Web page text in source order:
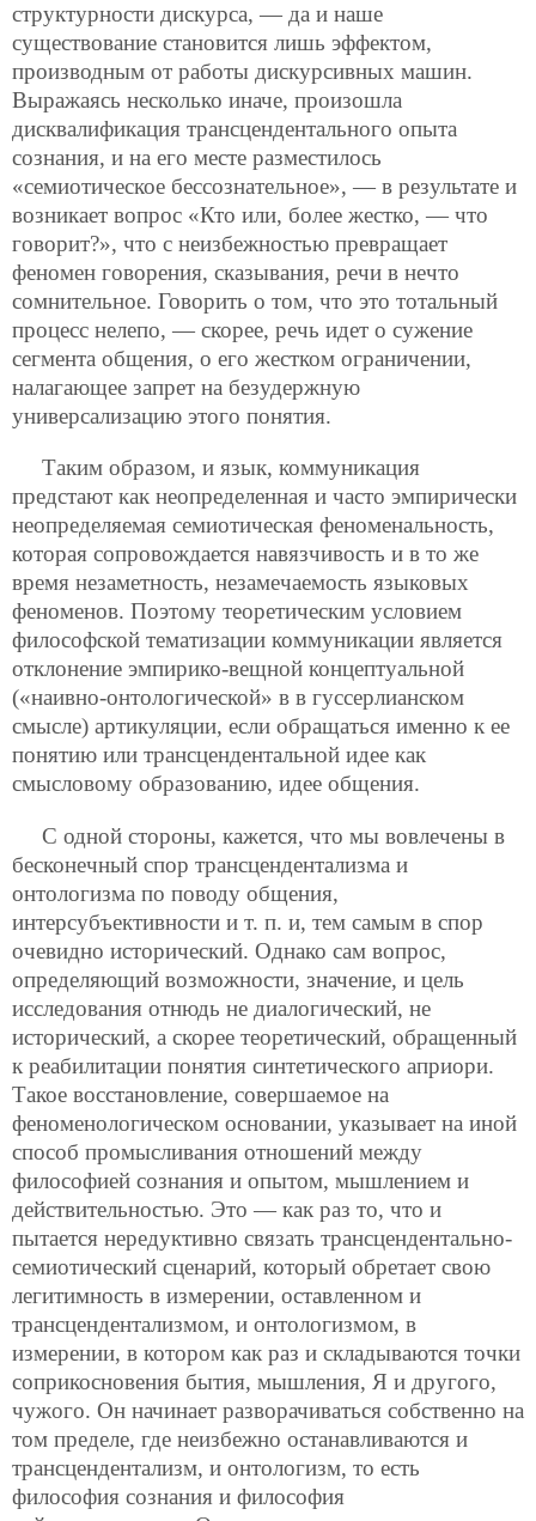
структурности дискурса, — да и наше
существование становится лишь эффектом,
производным от работы дискурсивных машин.
Выражаясь несколько иначе, произошла
дисквалификация трансцендентального опыта
сознания, и на его месте разместилось
«семиотическое бессознательное», — в результате и
возникает вопрос «Кто или, более жестко, — что
говорит?», что с неизбежностью превращает
феномен говорения, сказывания, речи в нечто
сомнительное. Говорить о том, что это тотальный
процесс нелепо, — скорее, речь идет о сужение
сегмента общения, о его жестком ограничении,
налагающее запрет на безудержную
универсализацию этого понятия.
Таким образом, и язык, коммуникация
предстают как неопределенная и часто эмпирически
неопределяемая семиотическая феноменальность,
которая сопровождается навязчивость и в то же
время незаметность, незамечаемость языковых
феноменов. Поэтому теоретическим условием
философской тематизации коммуникации является
отклонение эмпирико-вещной концептуальной
(«наивно-онтологической» в в гуссерлианском
смысле) артикуляции, если обращаться именно к ее
понятию или трансцендентальной идее как
смысловому образованию, идее общения.
С одной стороны, кажется, что мы вовлечены в
бесконечный спор трансцендентализма и
онтологизма по поводу общения,
интерсубъективности и т. п. и, тем самым в спор
очевидно исторический. Однако сам вопрос,
определяющий возможности, значение, и цель
исследования отнюдь не диалогический, не
исторический, а скорее теоретический, обращенный
к реабилитации понятия синтетического априори.
Такое восстановление, совершаемое на
феноменологическом основании, указывает на иной
способ промысливания отношений между
философией сознания и опытом, мышлением и
действительностью. Это — как раз то, что и
пытается нередуктивно связать трансцендентально-
семиотический сценарий, который обретает свою
легитимность в измерении, оставленном и
трансцендентализмом, и онтологизмом, в
измерении, в котором как раз и складываются точки
соприкосновения бытия, мышления, Я и другого,
чужого. Он начинает разворачиваться собственно на
том пределе, где неизбежно останавливаются и
трансцендентализм, и онтологизм, то есть
философия сознания и философия